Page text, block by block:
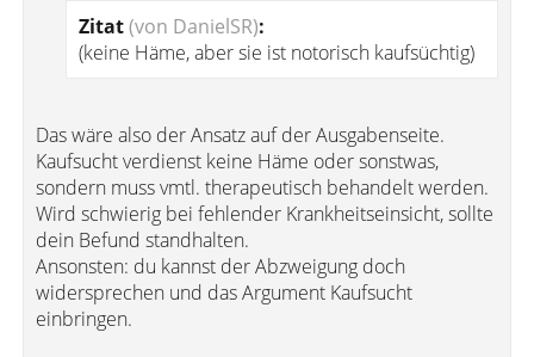
Zitat(von DanielSR):
(keine Häme, aber sie ist notorisch kaufsüchtig)
Das wäre also der Ansatz auf der Ausgabenseite.
Kaufsucht verdienst keine Häme oder sonstwas,
sondern muss vmtl. therapeutisch behandelt werden.
Wird schwierig bei fehlender Krankheitseinsicht, sollte
dein Befund standhalten.
Ansonsten: du kannst der Abzweigung doch
widersprechen und das Argument Kaufsucht
einbringen.